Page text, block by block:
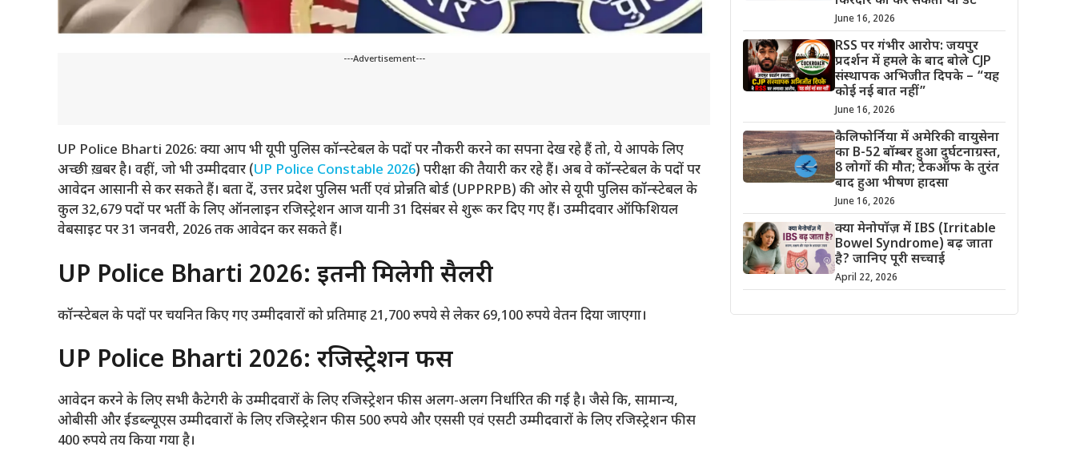
---Advertisement---
UP Police Bharti 2026: क्या आप भी यूपी पुलिस कॉन्स्टेबल के पदों पर नौकरी करने का सपना देख रहे हैं तो, ये आपके लिए
अच्छी ख़बर है। वहीं, जो भी उम्मीदवार (UP Police Constable 2026) परीक्षा की तैयारी कर रहे हैं। अब वे कॉन्स्टेबल के पदों पर
आवेदन आसानी से कर सकते हैं। बता दें, उत्तर प्रदेश पुलिस भर्ती एवं प्रोन्नति बोर्ड (UPPRPB) की ओर से यूपी पुलिस कॉन्स्टेबल के
कुल 32,679 पदों पर भर्ती के लिए ऑनलाइन रजिस्ट्रेशन आज यानी 31 दिसंबर से शुरू कर दिए गए हैं। उम्मीदवार ऑफिशियल
वेबसाइट पर 31 जनवरी, 2026 तक आवेदन कर सकते हैं।
UP Police Bharti 2026: इतनी मिलेगी सैलरी
कॉन्स्टेबल के पदों पर चयनित किए गए उम्मीदवारों को प्रतिमाह 21,700 रुपये से लेकर 69,100 रुपये वेतन दिया जाएगा।
UP Police Bharti 2026: रजिस्ट्रेशन फीस
आवेदन करने के लिए सभी कैटेगरी के उम्मीदवारों के लिए रजिस्ट्रेशन फीस अलग-अलग निर्धारित की गई है। जैसे कि, सामान्य,
ओबीसी और ईडब्ल्यूएस उम्मीदवारों के लिए रजिस्ट्रेशन फीस 500 रुपये और एससी एवं एसटी उम्मीदवारों के लिए रजिस्ट्रेशन फीस
400 रुपये तय किया गया है।
June 16, 2026
RSS पर गंभीर आरोप: जयपुर
प्रदर्शन में हमले के बाद बोले CJP
संस्थापक अभिजीत दिपके – “यह
कोई नई बात नहीं”
June 16, 2026
कैलिफोर्निया में अमेरिकी वायुसेना
का B-52 बॉम्बर हुआ दुर्घटनाग्रस्त,
8 लोगों की मौत; टेकऑफ के तुरंत
बाद हुआ भीषण हादसा
June 16, 2026
क्या मेनोपॉज़ में IBS (Irritable
Bowel Syndrome) बढ़ जाता
है? जानिए पूरी सच्चाई
April 22, 2026